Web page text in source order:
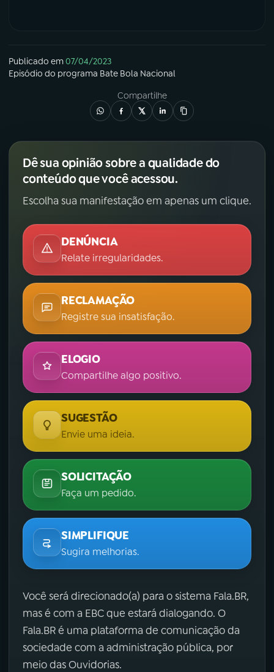
Publicado em07/04/2023
Episódio do programa Bate Bola Nacional
Compartilhe
Dê sua opinião sobre a qualidade do
conteúdo que você acessou.
Escolha sua manifestação em apenas um clique.
DENÚNCIA
Relate irregularidades.
RECLAMAÇÃO
Registre sua insatisfação.
ELOGIO
Compartilhe algo positivo.
SUGESTÃO
Envie uma ideia.
SOLICITAÇÃO
Faça um pedido.
SIMPLIFIQUE
Sugira melhorias.
Você será direcionado(a) para o sistema Fala.BR,
mas é com a EBC que estará dialogando. O
Fala.BR é uma plataforma de comunicação da
sociedade com a administração pública, por
meio das Ouvidorias.